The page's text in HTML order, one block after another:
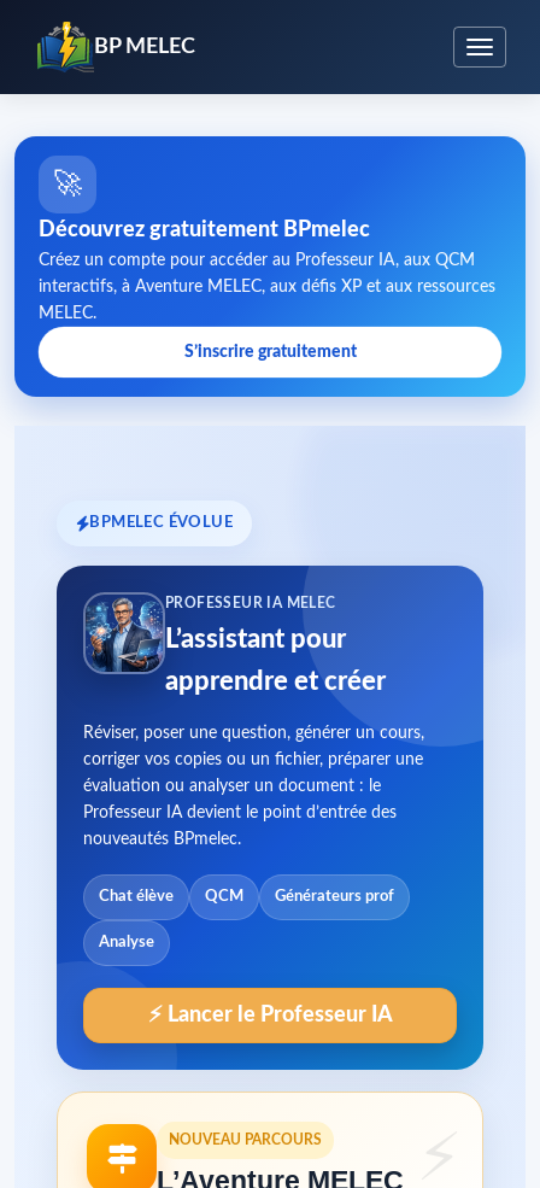
BP MELEC
🚀
Découvrez gratuitement BPmelec
Créez un compte pour accéder au Professeur IA, aux QCM
interactifs, à Aventure MELEC, aux défis XP et aux ressources
MELEC.
S’inscrire gratuitement
BPMELEC ÉVOLUE
PROFESSEUR IA MELEC
L’assistant pour
apprendre et créer
Réviser, poser une question, générer un cours,
corriger vos copies ou un fichier, préparer une
évaluation ou analyser un document : le
Professeur IA devient le point d’entrée des
nouveautés BPmelec.
Chat élève QCM Générateurs prof
Analyse
⚡ Lancer le Professeur IA
NOUVEAU PARCOURS
L’Aventure MELEC